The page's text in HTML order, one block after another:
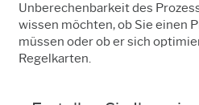
Unberechenbarkeit des
wissen möchten, ob Sie einen
müssen oder ob er sich
Regelkarten.